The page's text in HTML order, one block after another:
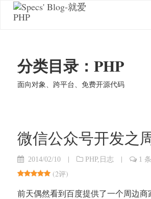
分类目录：PHP
面向对象、跨平台、免费开源代码
微信公众号开发之
2014/02/10 | PHP, 日志 | 1
(2评)
前天偶然看到百度提供了一个周边